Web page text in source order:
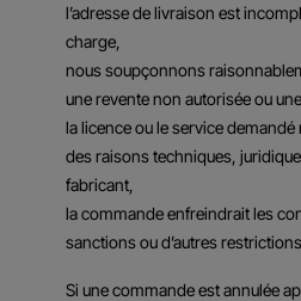
l’adresse de livraison est
charge,
nous soupçonnons
une revente non autorisée ou
la licence ou le service
des raisons techniques,
fabricant,
la commande enfreindrait les
sanctions ou d’autres
Si une commande est annulée